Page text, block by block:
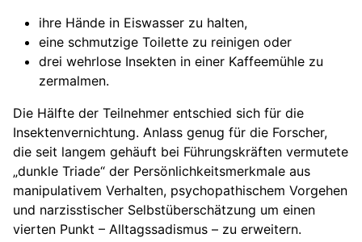
ihre Hände in Eiswasser zu halten,
eine schmutzige Toilette zu reinigen oder
drei wehrlose Insekten in einer Kaffeemühle zu
zermalmen.
Die Hälfte der Teilnehmer entschied sich für die
Insektenvernichtung. Anlass genug für die Forscher,
die seit langem gehäuft bei Führungskräften vermutete
„dunkle Triade“ der Persönlichkeitsmerkmale aus
manipulativem Verhalten, psychopathischem Vorgehen
und narzisstischer Selbstüberschätzung um einen
vierten Punkt – Alltagssadismus – zu erweitern.